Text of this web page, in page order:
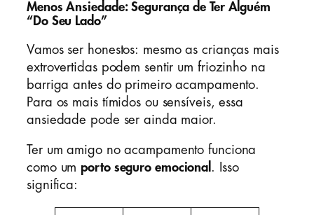
Menos Ansiedade: Segurança de Ter Alguém
“Do Seu Lado”
Vamos ser honestos: mesmo as crianças mais
extrovertidas podem sentir um friozinho na
barriga antes do primeiro acampamento.
Para os mais tímidos ou sensíveis, essa
ansiedade pode ser ainda maior.
Ter um amigo no acampamento funciona
como um porto seguro emocional . Isso
significa: